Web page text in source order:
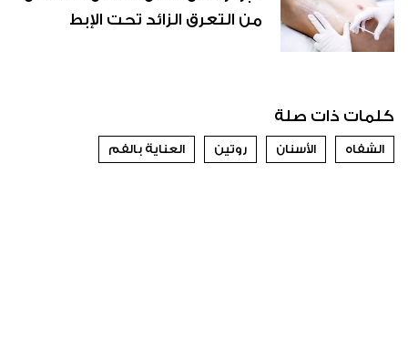
من التعرق الزائد تحت الإبط
كلمات ذات صلة
الشفاه الأسنان روتين العناية بالفم